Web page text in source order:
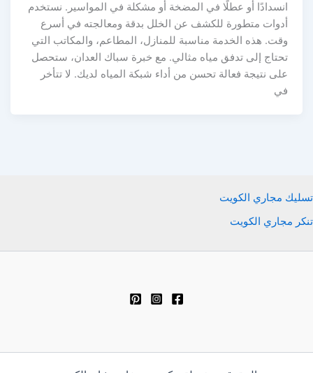
انسدادًا أو عطلًا في المضخة أو مشكلة في المواسير. نستخدم
أدوات متطورة للكشف عن الخلل بدقة ومعالجته في أسرع
وقت. هذه الخدمة مناسبة للمنازل، المطاعم، والمكاتب التي
تحتاج إلى تدفق مياه مثالي. مع خبرة سباك العدان، ستحصل
على نتيجة فعالة تحسن من أداء شبكة المياه لديك. لا تتأخر
في
تسليك مجاري الكويت
تنكر مجاري الكويت